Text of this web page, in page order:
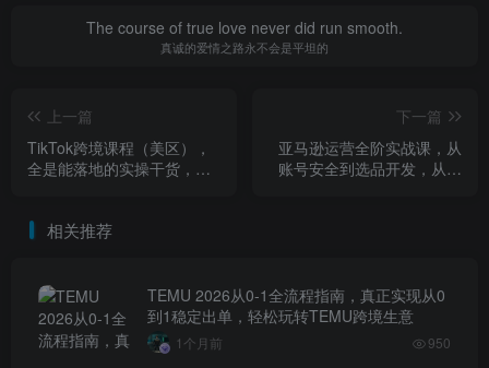
The course of true love never did run smooth.
真诚的爱情之路永不会是平坦的
上一篇
TikTok跨境课程（美区），
全是能落地的实操干货，快
下一篇
亚马逊运营全阶实战课，从
账号安全到选品开发，从广
相关推荐
TEMU 2026从0-1全流程指南，真正实现从0
到1稳定出单，轻松玩转TEMU跨境生意
1个月前 950